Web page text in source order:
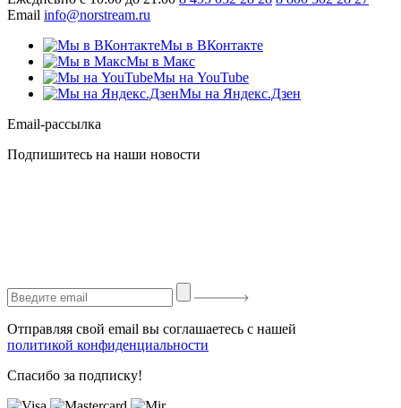
Email info@norstream.ru
Мы в ВКонтакте
Мы в Макс
Мы на YouTube
Мы на Яндекс.Дзен
Email-рассылка
Подпишитесь на наши новости
Отправляя свой email вы соглашаетесь с нашей
политикой конфиденциальности
Спасибо за подписку!